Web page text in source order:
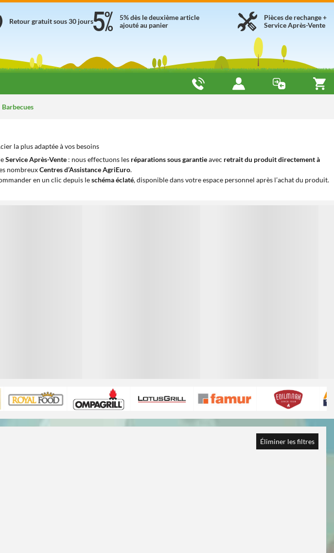
Pièces de rechange +
Service Après-Vente
5% dès le deuxième article
ajouté au panier
Retour gratuit sous 30 jours
Barbecues
la plus adaptée à vos besoins
Service Après-Vente : nous effectuons les réparations sous garantieavec retrait du produit directement à
nombreuxCentres d’Assistance AgriEuro.
en un clic depuis leschéma éclaté, disponible dans votre espace personnel après l’achat du produit.
Éliminer les filtres